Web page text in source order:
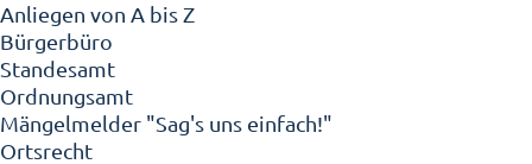
Anliegen von A bis Z
Bürgerbüro
Standesamt
Ordnungsamt
Mängelmelder "Sag's uns einfach!"
Ortsrecht